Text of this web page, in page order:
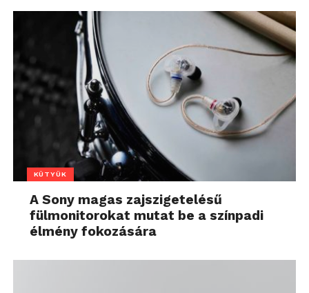
KÜTYÜK
A Sony magas zajszigetelésű
fülmonitorokat mutat be a színpadi
élmény fokozására